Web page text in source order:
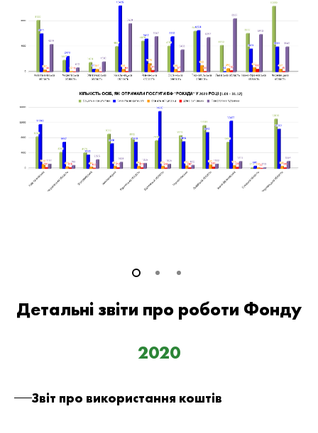
Детальні звіти про роботи Фонду
2020
Звіт про використання коштів